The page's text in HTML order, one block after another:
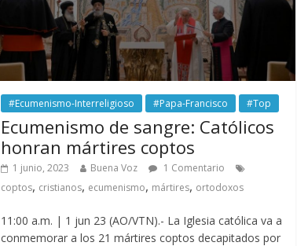
#Ecumenismo-Interreligioso #Papa-Francisco #Top
Ecumenismo de sangre: Católicos
honran mártires coptos
1 junio, 2023 Buena Voz
1 Comentario
coptos, cristianos, ecumenismo, mártires, ortodoxos
11:00 a.m. | 1 jun 23 (AO/VTN).- La Iglesia católica va a
conmemorar a los 21 mártires coptos decapitados por